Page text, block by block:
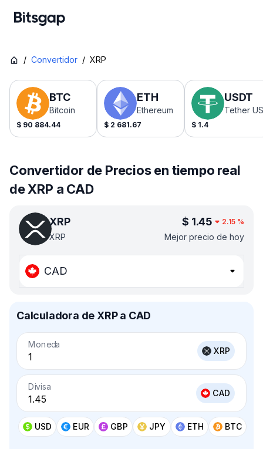
/ Convertidor / XRP
BTC
Bitcoin
$ 90 884.44
ETH
Ethereum
$ 2 681.67
USDT
Tether
$ 1.4
Convertidor de Precios en tiempo real
de XRP a CAD
XRP
XRP
$ 1.45 2.15 %
Mejor precio de hoy
CAD
Calculadora de XRP a CAD
Moneda
XRP
Divisa
CAD
USD EUR GBP JPY ETH BTC